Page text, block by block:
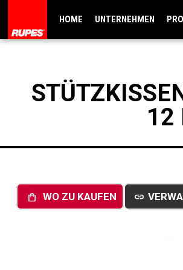
HOME UNTERNEHMEN
12
shopping_bag WO ZU KAUFEN link